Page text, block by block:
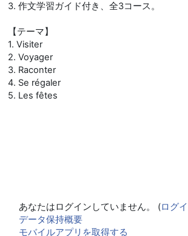
3. 作文学習ガイド付き、全3コース。
【テーマ】
1. Visiter
2. Voyager
3. Raconter
4. Se régaler
5. Les fêtes
あなたはログインしていません。 (ログ
データ保持概要
モバイルアプリを取得する